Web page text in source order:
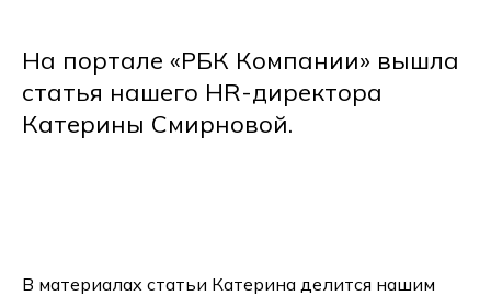
На портале «РБК Компании» вышла
статья нашего HR-директора
Катерины Смирновой.
В материалах статьи Катерина делится нашим